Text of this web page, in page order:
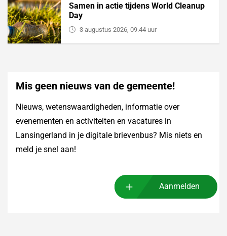
Samen in actie tijdens World Cleanup
Day
3 augustus 2026, 09.44 uur
Mis geen nieuws van de gemeente!
Nieuws, wetenswaardigheden, informatie over
evenementen en activiteiten en vacatures in
Lansingerland in je digitale brievenbus? Mis niets en
meld je snel aan!
Aanmelden